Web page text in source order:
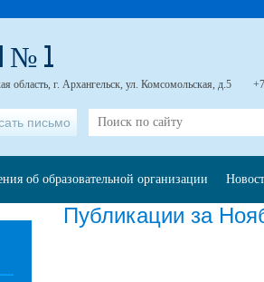
Публикации за
№ 1
область, г. Архангельск, ул. Комсомольская, д.5
письмо
об образовательной организации